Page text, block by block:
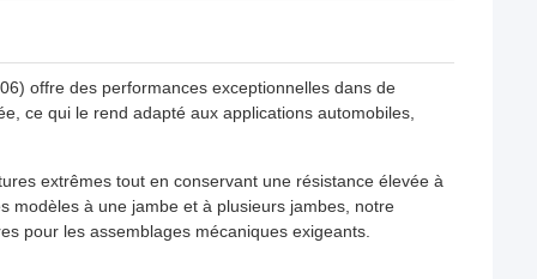
offre des performances exceptionnelles dans de
ce qui le rend adapté aux applications automobiles,
extrêmes tout en conservant une résistance élevée à
modèles à une jambe et à plusieurs jambes, notre
pour les assemblages mécaniques exigeants.